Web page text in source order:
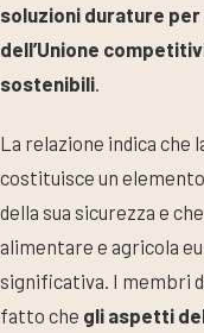
soluzioni durature
dell’Unione
sostenibili.
La relazione indica che
costituisce un
della sua sicurezza e
alimentare e agricola
significativa. I membri
fatto che gli aspetti